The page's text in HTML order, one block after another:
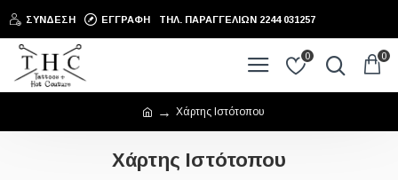
ΣΎΝΔΕΣΗ ΕΓΓΡΑΦΉ ΤΗΛ. ΠΑΡΑΓΓΕΛΙΩΝ 2244 031257
0 0
Χάρτης Ιστότοπου
Χάρτης Ιστότοπου